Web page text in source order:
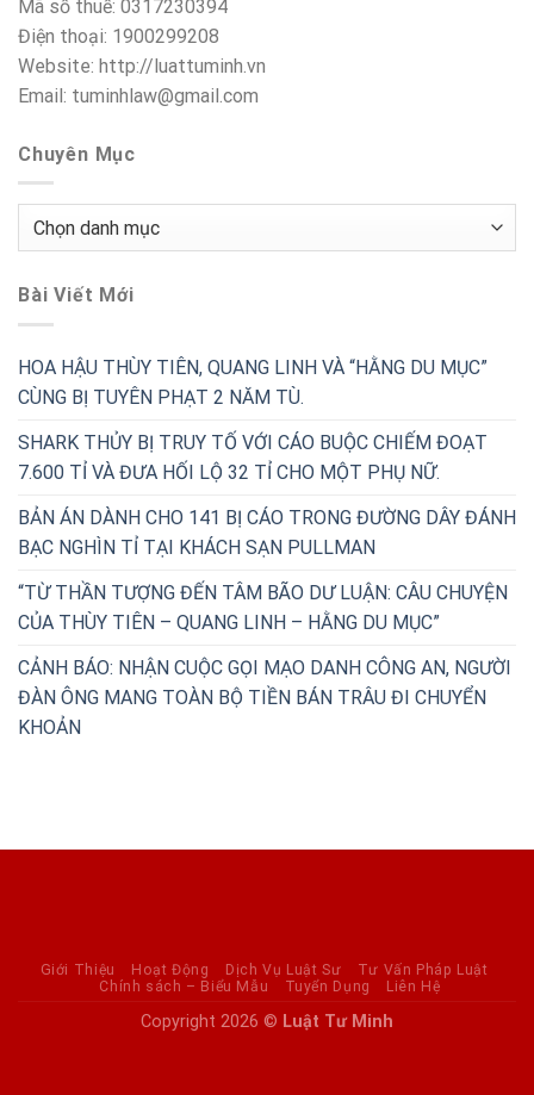
Mã số thuế: 0317230394
Điện thoại: 1900299208
Website: http://luattuminh.vn
Email: tuminhlaw@gmail.com
Chuyên Mục
Chuyên
Bài Viết Mới
HOA HẬU THÙY TIÊN, QUANG LINH VÀ “HẰNG DU MỤC”
CÙNG BỊ TUYÊN PHẠT 2 NĂM TÙ.
SHARK THỦY BỊ TRUY TỐ VỚI CÁO BUỘC CHIẾM ĐOẠT
7.600 TỈ VÀ ĐƯA HỐI LỘ 32 TỈ CHO MỘT PHỤ NỮ.
BẢN ÁN DÀNH CHO 141 BỊ CÁO TRONG ĐƯỜNG DÂY ĐÁNH
BẠC NGHÌN TỈ TẠI KHÁCH SẠN PULLMAN
“TỪ THẦN TƯỢNG ĐẾN TÂM BÃO DƯ LUẬN: CÂU CHUYỆN
CỦA THÙY TIÊN – QUANG LINH – HẰNG DU MỤC”
CẢNH BÁO: NHẬN CUỘC GỌI MẠO DANH CÔNG AN, NGƯỜI
ĐÀN ÔNG MANG TOÀN BỘ TIỀN BÁN TRÂU ĐI CHUYỂN
KHOẢN
Giới Thiệu Hoạt Động Dịch Vụ Luật Sư
Tư Vấn Pháp Luật
Chính sách – Biểu Mẫu
Tuyển Dụng Liên Hệ
Copyright 2026 © Luật Tư Minh